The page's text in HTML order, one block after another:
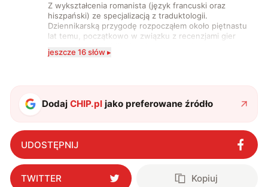
Z wykształcenia romanista (język francuski oraz
hiszpański) ze specjalizacją z traduktologii.
Dziennikarską przygodę rozpocząłem około piętnastu
lat temu, początkowo w związku z recenzjami gier
komputerowych i filmów. Obecnie publikuję
zdecydowanie częściej na tematy związane z nauką
także uprawiać oraz oglądać sport.
jeszcze 16 słów ▸
DodajCHIP.pl jako preferowane źródło
UDOSTĘPNIJ
TWITTER Kopiuj